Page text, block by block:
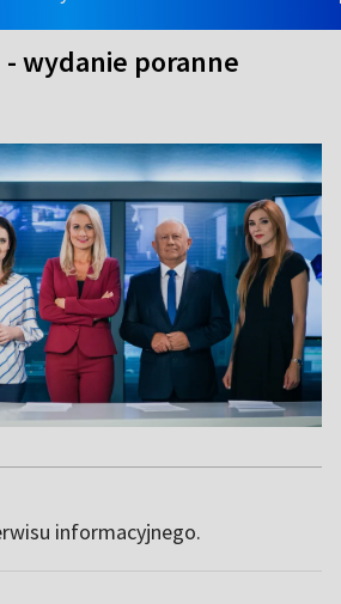
wydanie poranne
informacyjnego.